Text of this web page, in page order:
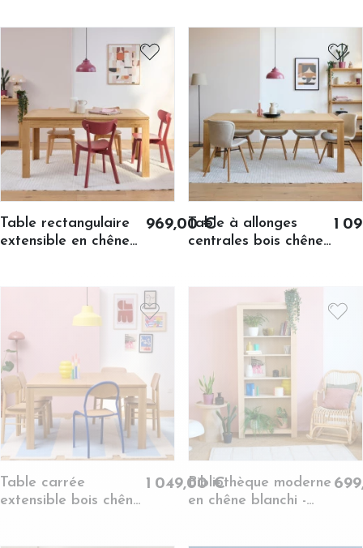
Table rectangulaire
extensible en chêne
969,00 €Table à allonges
centrales bois chêne
1
Table carrée
extensible bois chêne
1 049,00 €Bibliothèque moderne
en chêne blanchi -